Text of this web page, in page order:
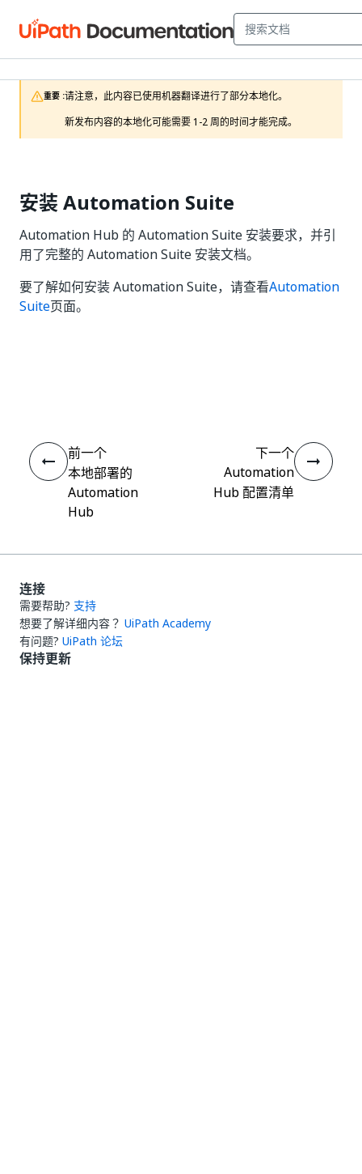
重要 :请注意，此内容已使用机器翻译进行了部分本地化。
新发布内容的本地化可能需要 1-2 周的时间才能完成。
安装 Automation Suite
Automation Hub 的 Automation Suite 安装要求，并引
用了完整的 Automation Suite 安装文档。
要了解如何安装 Automation Suite，请查看Automation
Suite页面。
前一个
本地部署的
Automation
Hub
下一个
Automation
Hub 配置清单
连接
需要帮助? 支持
想要了解详细内容？ UiPath Academy
有问题? UiPath 论坛
保持更新